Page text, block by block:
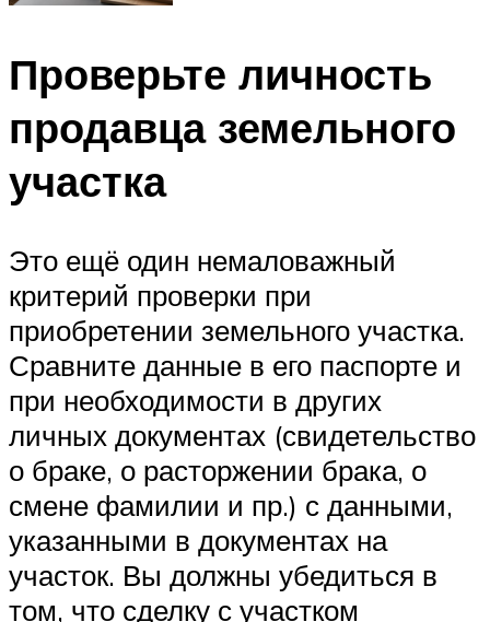
Проверьте личность
продавца земельного
участка
Это ещё один немаловажный
критерий проверки при
приобретении земельного участка.
Сравните данные в его паспорте и
при необходимости в других
личных документах (свидетельство
о браке, о расторжении брака, о
смене фамилии и пр.) с данными,
указанными в документах на
участок. Вы должны убедиться в
том, что сделку с участком